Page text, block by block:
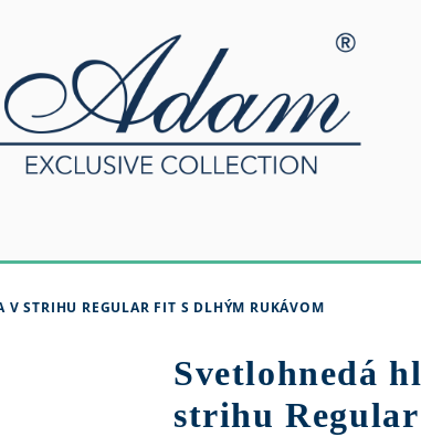
STRIHU REGULAR FIT S DLHÝM RUKÁVOM
Svetlohnedá
strihu